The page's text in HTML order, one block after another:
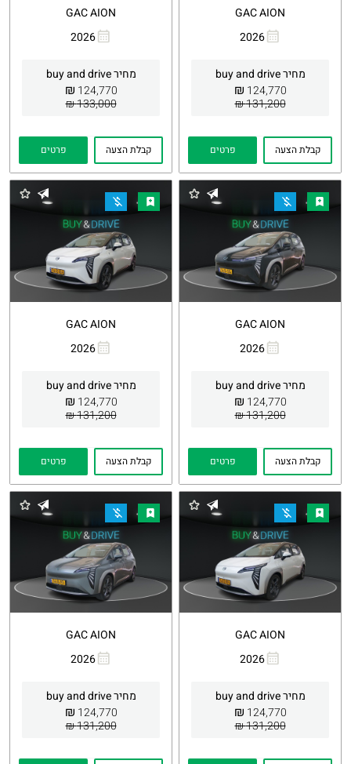
GAC AION
2026
מחיר buy and drive
124,770
₪
131,200 ₪
Whatsapp
קבלת הצעה פרטים
GAC AION
2026
מחיר buy and drive
124,770
₪
133,000 ₪
Whatsapp
קבלת הצעה פרטים
GAC AION
2026
מחיר buy and drive
124,770
₪
131,200 ₪
Whatsapp
קבלת הצעה פרטים
GAC AION
2026
מחיר buy and drive
124,770
₪
131,200 ₪
Whatsapp
קבלת הצעה פרטים
GAC AION
2026
מחיר buy and drive
124,770
₪
131,200 ₪
Whatsapp
GAC AION
2026
מחיר buy and drive
124,770
₪
131,200 ₪
Whatsapp